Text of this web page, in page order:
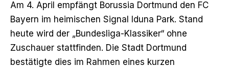
Am 4. April empfängt Borussia Dortmund den FC
Bayern im heimischen Signal Iduna Park. Stand
heute wird der „Bundesliga-Klassiker“ ohne
Zuschauer stattfinden. Die Stadt Dortmund
bestätigte dies im Rahmen eines kurzen